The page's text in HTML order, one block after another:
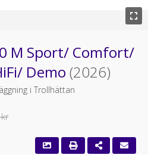
M Sport/ Comfort/
Demo (2026)
i Trollhättan